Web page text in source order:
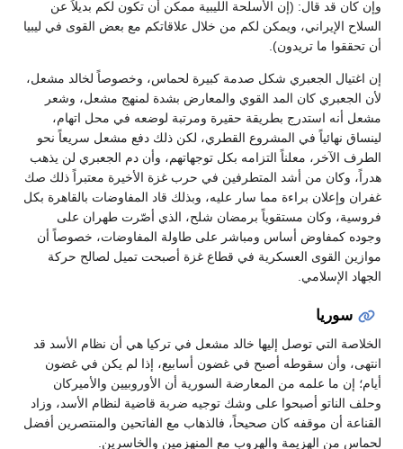
وإن كان قد قال: (إن الأسلحة الليبية ممكن أن تكون لكم بديلاً عن
السلاح الإيراني، ويمكن لكم من خلال علاقاتكم مع بعض القوى في ليبيا
أن تحققوا ما تريدون).
إن اغتيال الجعبري شكل صدمة كبيرة لحماس، وخصوصاً لخالد مشعل،
لأن الجعبري كان المد القوي والمعارض بشدة لمنهج مشعل، وشعر
مشعل أنه استدرج بطريقة حقيرة ومرتبة لوضعه في محل اتهام،
لينساق نهائياً في المشروع القطري، لكن ذلك دفع مشعل سريعاً نحو
الطرف الآخر، معلناً التزامه بكل توجهاتهم، وأن دم الجعبري لن يذهب
هدراً، وكان من أشد المتطرفين في حرب غزة الأخيرة معتبراً ذلك صك
غفران وإعلان براءة مما سار عليه، وبذلك قاد المفاوضات بالقاهرة بكل
فروسية، وكان مستقوياً برمضان شلح، الذي أصّرت طهران على
وجوده كمفاوض أساس ومباشر على طاولة المفاوضات، خصوصاً أن
موازين القوى العسكرية في قطاع غزة أصبحت تميل لصالح حركة
الجهاد الإسلامي.
سوريا
الخلاصة التي توصل إليها خالد مشعل في تركيا هي أن نظام الأسد قد
انتهى، وأن سقوطه أصبح في غضون أسابيع، إذا لم يكن في غضون
أيام؛ إن ما علمه من المعارضة السورية أن الأوروبيين والأميركان
وحلف الناتو أصبحوا على وشك توجيه ضربة قاضية لنظام الأسد، وزاد
القناعة أن موقفه كان صحيحاً، فالذهاب مع الفاتحين والمنتصرين أفضل
لحماس من الهزيمة والهروب مع المنهزمين والخاسرين.